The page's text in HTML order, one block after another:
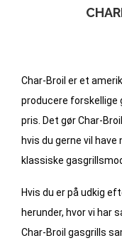
Char-Broil er et
producere forskellige
pris. Det gør Char-
hvis du gerne vil
klassiske
Hvis du er på udkig
herunder, hvor vi har
Char-Broil gasgrills